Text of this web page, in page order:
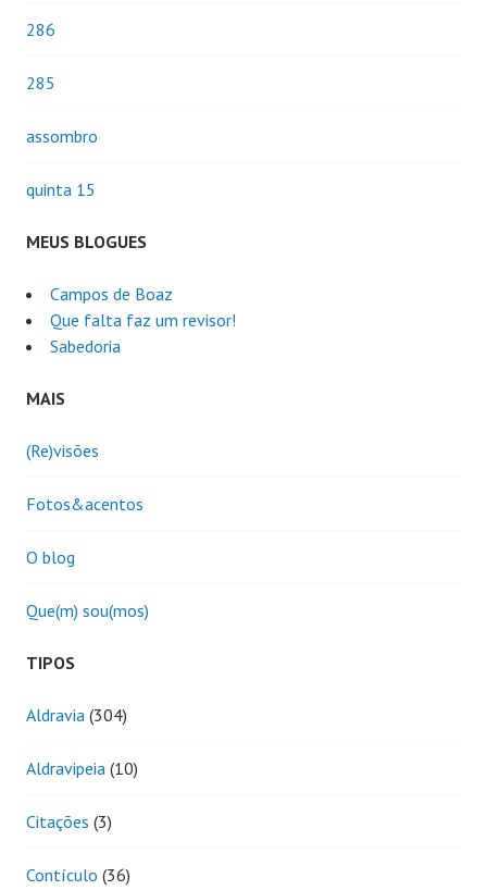
286
285
assombro
quinta 15
MEUS BLOGUES
Campos de Boaz
Que falta faz um revisor!
Sabedoria
MAIS
(Re)visões
Fotos&acentos
O blog
Que(m) sou(mos)
TIPOS
Aldravia (304)
Aldravipeia (10)
Citações (3)
Contículo (36)